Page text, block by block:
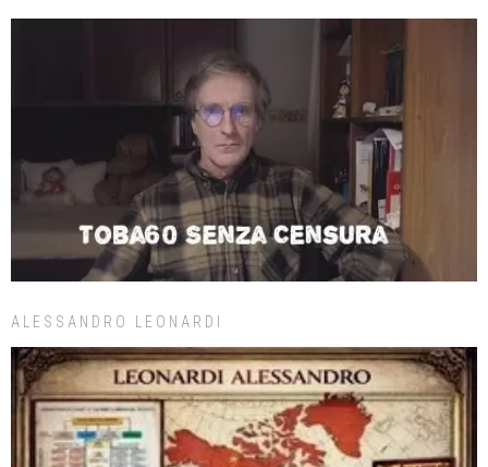
ALESSANDRO LEONARDI